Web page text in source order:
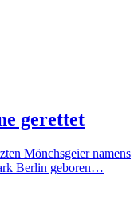
gerettet
Mönchsgeier namens
Berlin geboren…